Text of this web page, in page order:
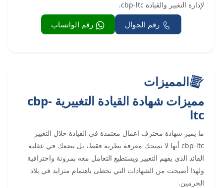
لإدارة التغيير والقيادة cbp-ltc.
رقم الجوال رقم الواتساب
المميزات
مميزات شهادة القيادة التغييرية cbp-
ltc
ما يميز شهادة محترف اعمال معتمدة في القيادة خلال التغيير
cbp-ltc أنها لا تمنحك معرفة نظرية فقط، بل تضعك في عقلية
القائد الذي يفهم التغيير ويستطيع التعامل معه بمرونة واحترافية
ولهذا أصبحت من الشهادات التي تحظى باهتمام متزايد في بلاد
الحرمين.